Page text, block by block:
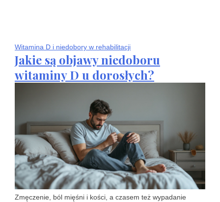
Witamina D i niedobory w rehabilitacji
Jakie są objawy niedoboru
witaminy D u dorosłych?
Zmęczenie, ból mięśni i kości, a czasem też wypadanie